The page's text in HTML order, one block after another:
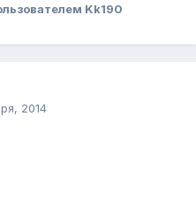
Kk190
2014